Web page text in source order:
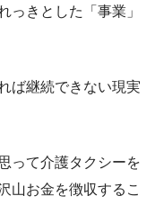
っきとした「事業」
ば継続できない現実
って介護タクシーを
山お金を徴収するこ